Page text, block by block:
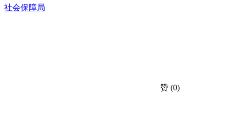
社会保障局
赞 (0)